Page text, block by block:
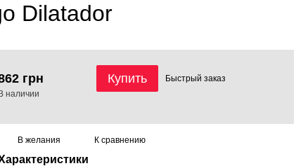
Dilatador
грн
В наличии
Купить Быстрыйзаказ
В желания К сравнению